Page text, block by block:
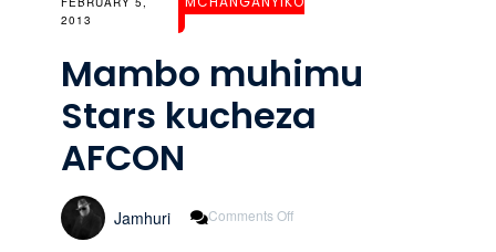
2013
Mambo muhimu
Stars kucheza
AFCON
Jamhuri Comments Off